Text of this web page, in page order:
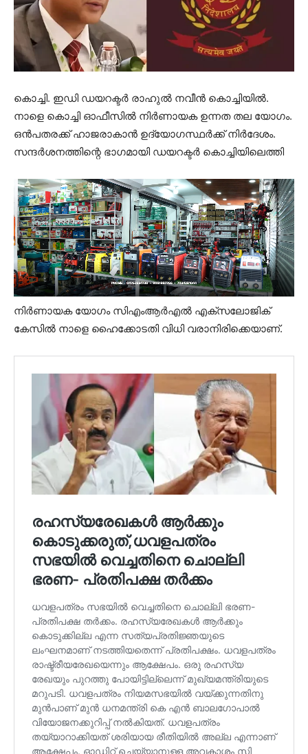
കൊച്ചി. ഇഡി ഡയറക്ടർ രാഹുൽ നവീൻ കൊച്ചിയിൽ.
നാളെ കൊച്ചി ഓഫീസിൽ നിർണായക ഉന്നത തല യോഗം.
ഒൻപതരക്ക് ഹാജരാകാൻ ഉദ്യോഗസ്ഥർക്ക് നിർദേശം.
സന്ദർശനത്തിന്റെ ഭാഗമായി ഡയറക്ടർ കൊച്ചിയിലെത്തി
നിർണായക യോഗം സിഎംആർഎൽ എക്സലോജിക്
കേസിൽ നാളെ ഹൈക്കോടതി വിധി വരാനിരിക്കെയാണ്.